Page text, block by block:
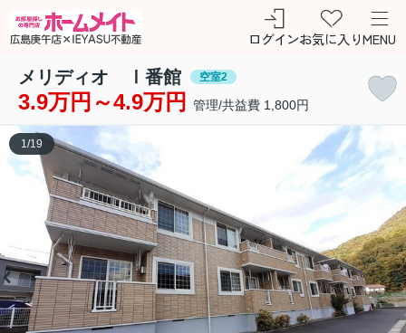
ログインお気に入りMENU
メリディオ Ⅰ番館 空室2
3.9万円～4.9万円 管理/共益費 1,800円
1 /19